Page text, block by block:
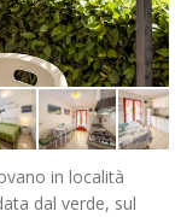
in località
dal verde, sul